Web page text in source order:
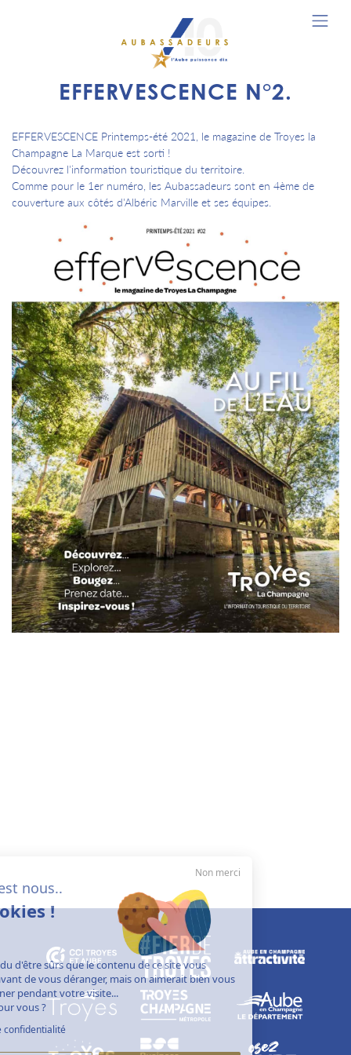
EFFERVESCENCE N°2.
EFFERVESCENCE Printemps-été 2021, le magazine de Troyes la
Champagne La Marque est sorti !
Découvrez l'information touristique du territoire.
Comme pour le 1er numéro, les Aubassadeurs sont en 4ème de
couverture aux côtés d'Albéric Marville et ses équipes.
Salut c'est nous..
les cookies !
On a attendu d'être sûrs que le contenu de ce site vous
intéresse avant de vous déranger, mais on aimerait bien vous
accompagner pendant votre visite...
C'est OK pour vous ?
Politique de confidentialité